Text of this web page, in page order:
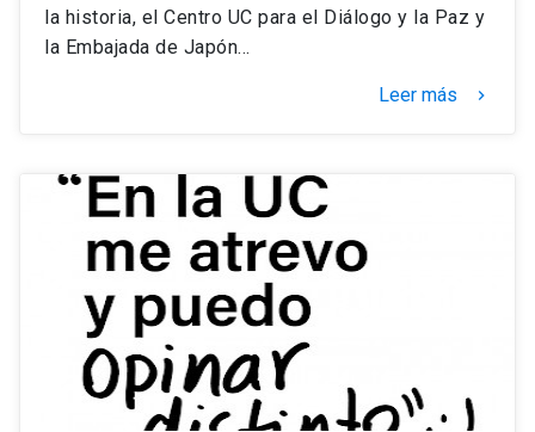
la historia, el Centro UC para el Diálogo y la Paz y
la Embajada de Japón…
Leer más keyboard_arrow_right